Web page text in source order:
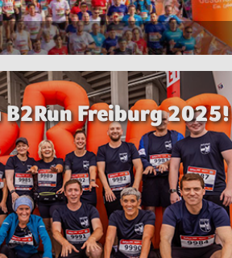
Freiburg 2025!